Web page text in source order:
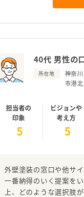
40代 男性の
所在地
神奈
市港
担当者の
印象
5
ビジョンや
考え方
5
外壁塗装の窓口や他サ
一番納得のいく提案を
上、どのような選択肢